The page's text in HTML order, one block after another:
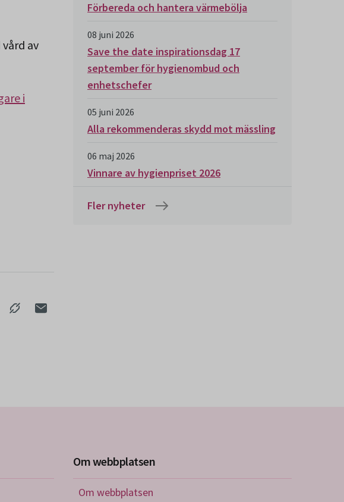
av
i
Förbereda och hantera värmebölja
08 juni 2026
Save the date inspirationsdag 17
september för hygienombud och
enhetschefer
05 juni 2026
Alla rekommenderas skydd mot mässling
06 maj 2026
Vinnare av hygienpriset 2026
Fler nyheter
Om webbplatsen
Om webbplatsen